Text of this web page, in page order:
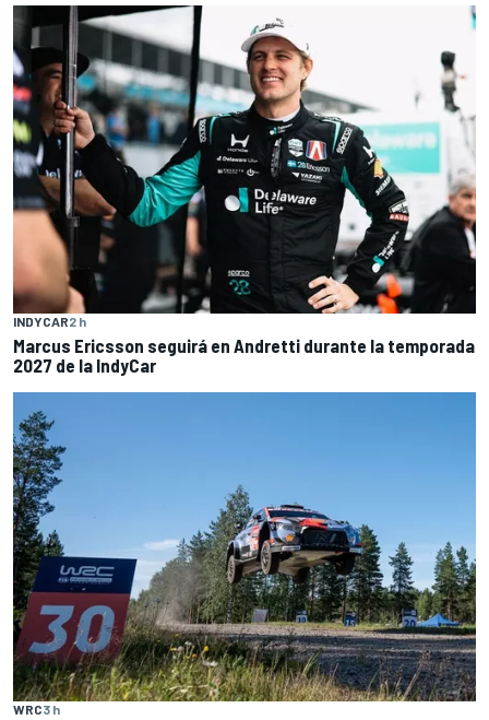
INDYCAR2 h
Marcus Ericsson seguirá en Andretti durante la temporada
2027 de la IndyCar
WRC3 h